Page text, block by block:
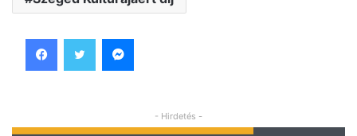
- Hirdetés -